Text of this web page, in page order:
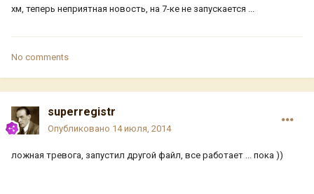
хм, теперь неприятная новость, на 7-ке не запускается ...
No comments
superregistr
Опубликовано 14 июля, 2014
ложная тревога, запустил другой файл, все работает ... пока ))